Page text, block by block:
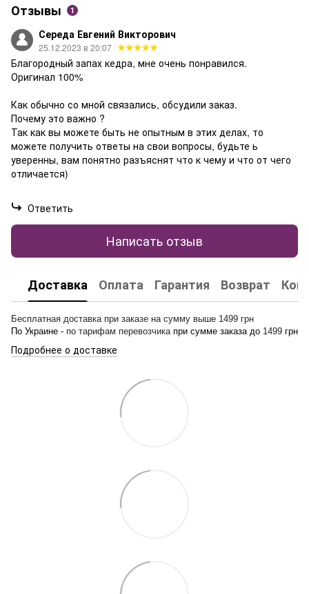
Отзывы 1
Середа Евгений Викторович
25.12.2023 в 20:07
Благородный запах кедра, мне очень понравился.
Оригинал 100%
Как обычно со мной связались, обсудили заказ.
Почему это важно ?
Так как вы можете быть не опытным в этих делах, то
можете получить ответы на свои вопросы, будьте ь
уверенны, вам понятно разъяснят что к чему и что от чего
отличается)
Ответить
Написать отзыв
Доставка Оплата Гарантия Возврат
Бесплатная доставка при заказе на сумму выше 1499 грн
По Украине - по тарифам перевозчика при сумме заказа до 1499 грн
Подробнее о доставке